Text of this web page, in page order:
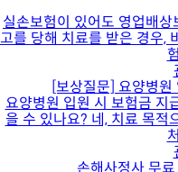
실손보험이 있어도 영업배
고를 당해 치료를 받은 경우,
[보상질문] 요양병
요양병원 입원 시 보험금 지
을 수 있나요? 네, 치료 목적
손해사정사 무